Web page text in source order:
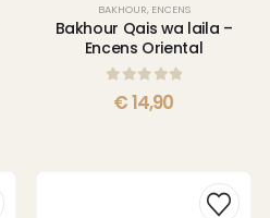
BAKHOUR, ENCENS
Bakhour Qais wa laila –
Encens Oriental
sur 5
€14,90